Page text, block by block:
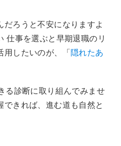
だろうと不安になりますよ
仕事を選ぶと早期退職のリ
用したいのが、「隠れたあ
る診断に取り組んでみませ
きれば、進む道も自然と